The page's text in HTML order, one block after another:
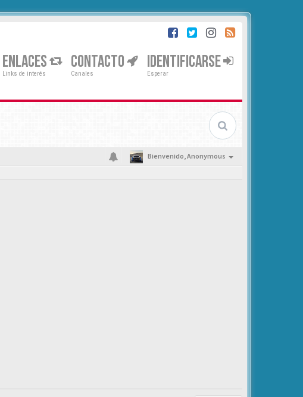
ENLACES
Links de interés
CONTACTO
Canales
IDENTIFICARSE
Esperar
Bienvenido,Anonymous